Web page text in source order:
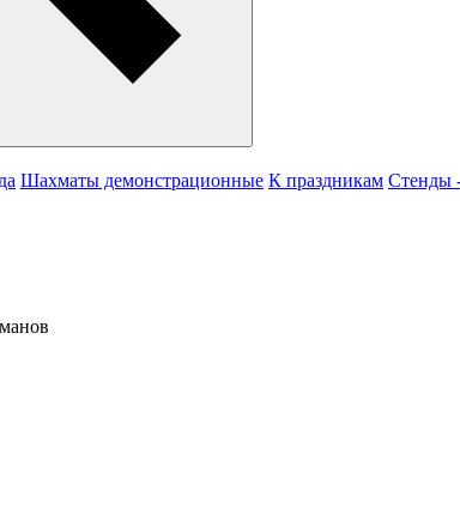
Шахматы демонстрационные К праздникам Стенды